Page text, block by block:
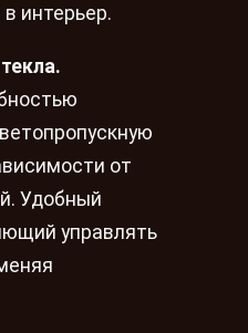
интерьер.
от
Удобный
управлять